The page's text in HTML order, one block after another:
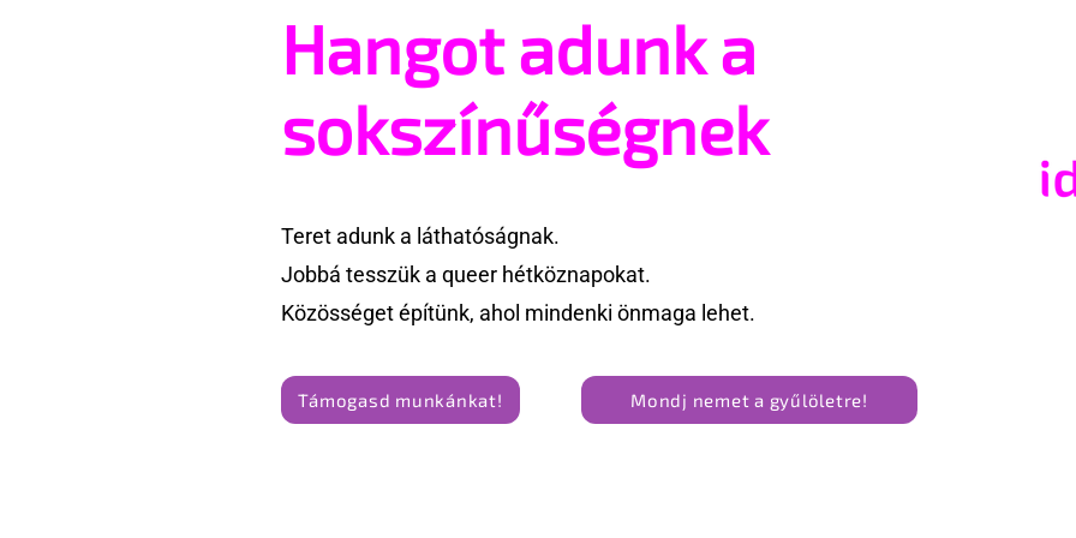
Utolsó csapást mért Trump
Beperelték a holokauszt
meleg történetének a
kutatóját
Hangot adunk a
sokszínűségnek
Teret adunk a láthatóságnak.
Jobbá tesszük a queer hétköznapokat.
Közösséget építünk, ahol mindenki önmaga lehet.
Támogasd munkánkat! Mondj nemet a gyűlöletre!